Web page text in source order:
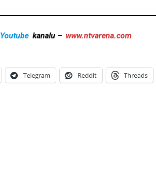
Youtube kanalu – www.ntvarena.com
Telegram Reddit Threads